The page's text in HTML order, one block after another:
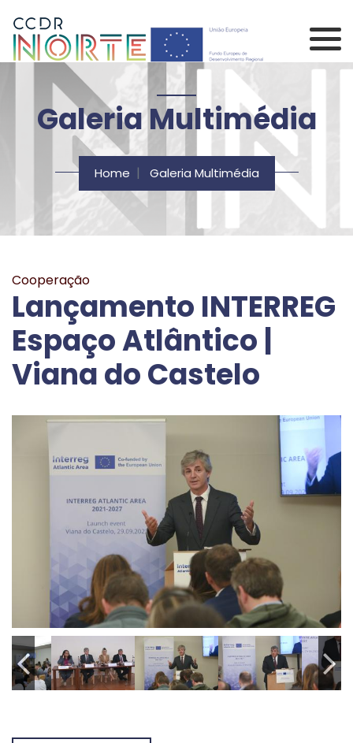
Comissão de
Galeria Multimédia
Home Galeria Multimédia
Cooperação
Lançamento INTERREG
Espaço Atlântico |
Viana do Castelo